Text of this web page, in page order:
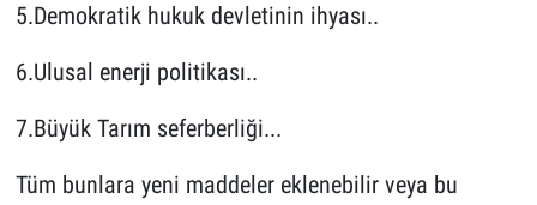
5.Demokratik hukuk devletinin ihyası..
6.Ulusal enerji politikası..
7.Büyük Tarım seferberliği...
Tüm bunlara yeni maddeler eklenebilir veya bu